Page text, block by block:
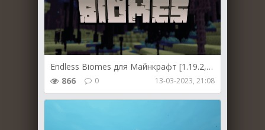
Endless Biomes для Майнкрафт [1.19.2, 1.18.2]
866
0 13-03-2023, 21:08